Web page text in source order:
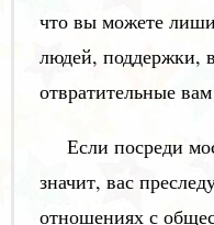
что вы можете
людей, поддержки,
отвратительные
Если посреди
значит, вас
отношениях с